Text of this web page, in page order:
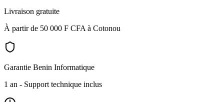
Livraison gratuite
À partir de 50 000 F CFA à Cotonou
Garantie Benin Informatique
1 an - Support technique inclus